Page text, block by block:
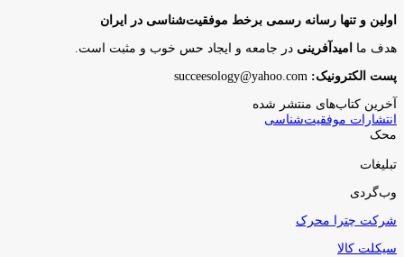
اولین و تنها رسانه رسمی برخط موفقیت‌شناسی در ایران
هدف ما امیدآفرینی در جامعه و ایجاد حس خوب و مثبت است.
پست الکترونیک:
آخرین کتاب‌های منتشر شده
انتشارات موفقیت‌شناسی
محک
تبلیغات
وب‌گردی
شرکت چترا محرک
سیکلت کالا